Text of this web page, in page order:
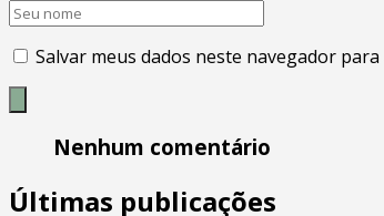
Salvar meus dados neste navegador
Nenhum comentário
Últimas publicações